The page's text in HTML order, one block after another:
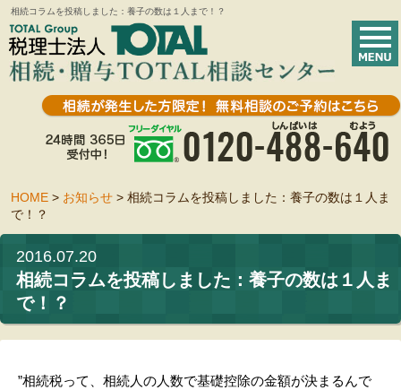
相続コラムを投稿しました：養子の数は１人まで！？
HOME > お知らせ > 相続コラムを投稿しました：養子の数は１人ま
で！？
2016.07.20
相続コラムを投稿しました：養子の数は１人ま
で！？
”相続税って、相続人の人数で基礎控除の金額が決まるんで